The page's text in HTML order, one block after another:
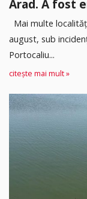
Arad. A fost
Mai multe
august, sub
Portocaliu...
citește mai mult »